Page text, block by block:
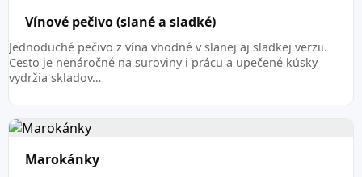
Vínové pečivo (slané a sladké)
Jednoduché pečivo z vína vhodné v slanej aj sladkej verzii.
Cesto je nenáročné na suroviny i prácu a upečené kúsky
vydržia skladov…
Marokánky